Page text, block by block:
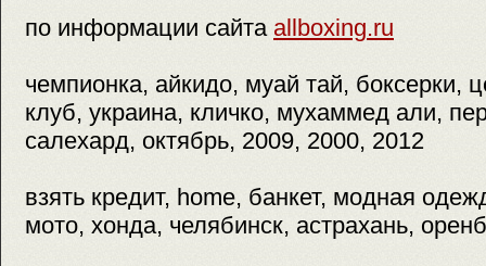
по информации сайта allboxing.ru
чемпионка, айкидо, муай тай, боксерки,
клуб, украина, кличко, мухаммед али,
салехард, октябрь, 2009, 2000, 2012
взять кредит, home, банкет, модная
мото, хонда, челябинск, астрахань,